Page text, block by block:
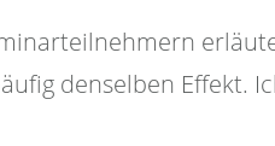
denselben Effekt.